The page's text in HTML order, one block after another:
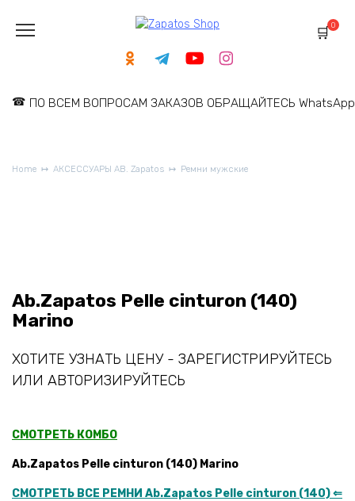
content
ПО ВСЕМ ВОПРОСАМ ЗАКАЗОВ ОБРАЩАЙТЕСЬ
0
Home АКСЕССУАРЫ AB. Zapatos Ремни мужские
Ab.Zapatos Pelle cinturon (140)
Marino
ХОТИТЕ УЗНАТЬ ЦЕНУ - ЗАРЕГИСТРИРУЙТЕСЬ
ИЛИ АВТОРИЗИРУЙТЕСЬ
СМОТРЕТЬ КОМБО
Ab.Zapatos Pelle cinturon (140) Marino
СМОТРЕТЬ ВСЕ РЕМНИ Ab.Zapatos Pelle cinturon (140) ⇐